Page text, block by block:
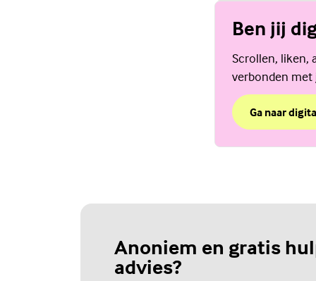
Ben jij
Scrollen, liken,
verbonden met
Ga naar
over Ben jij
(Externe link)
Anoniem en gratis
advies?